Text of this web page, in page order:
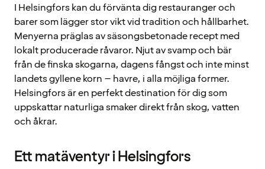
I Helsingfors kan du förvänta dig restauranger och
barer som lägger stor vikt vid tradition och hållbarhet.
Menyerna präglas av säsongsbetonade recept med
lokalt producerade råvaror. Njut av svamp och bär
från de finska skogarna, dagens fångst och inte minst
landets gyllene korn – havre, i alla möjliga former.
Helsingfors är en perfekt destination för dig som
uppskattar naturliga smaker direkt från skog, vatten
och åkrar.
Ett matäventyr i Helsingfors